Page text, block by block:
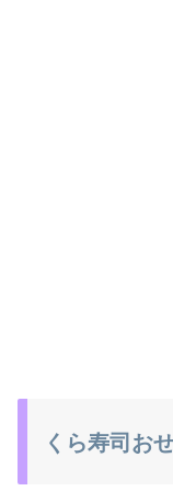
くら寿司お